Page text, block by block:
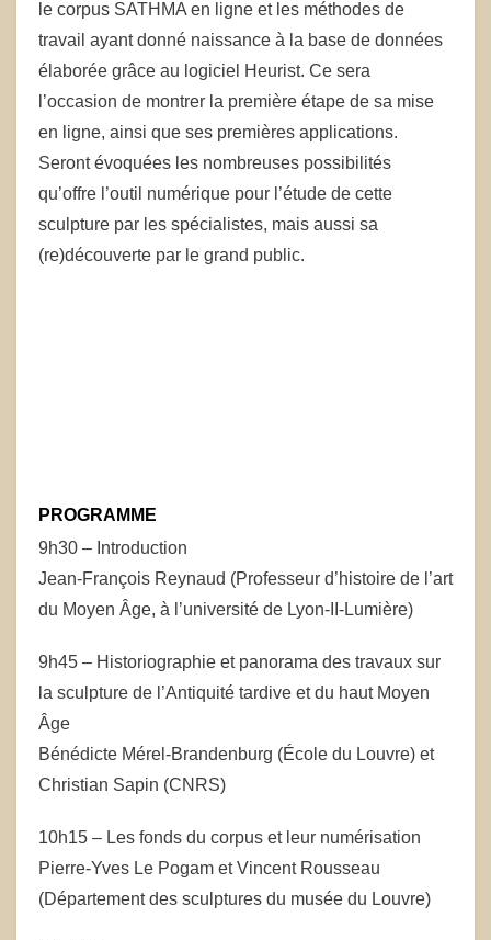
le corpus SATHMA en ligne et les méthodes de
travail ayant donné naissance à la base de données
élaborée grâce au logiciel Heurist. Ce sera
l’occasion de montrer la première étape de sa mise
en ligne, ainsi que ses premières applications.
Seront évoquées les nombreuses possibilités
qu’offre l’outil numérique pour l’étude de cette
sculpture par les spécialistes, mais aussi sa
(re)découverte par le grand public.
PROGRAMME
9h30 – Introduction
Jean-François Reynaud (Professeur d’histoire de l’art
du Moyen Âge, à l’université de Lyon-II-Lumière)
9h45 – Historiographie et panorama des travaux sur
la sculpture de l’Antiquité tardive et du haut Moyen
Âge
Bénédicte Mérel-Brandenburg (École du Louvre) et
Christian Sapin (CNRS)
10h15 – Les fonds du corpus et leur numérisation
Pierre-Yves Le Pogam et Vincent Rousseau
(Département des sculptures du musée du Louvre)